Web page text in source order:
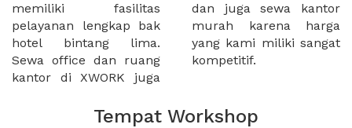
memiliki fasilitas
pelayanan lengkap bak
hotel bintang lima.
Sewa office dan ruang
kantor di XWORK juga
dan juga sewa kantor
murah karena harga
yang kami miliki sangat
kompetitif.
Tempat Workshop